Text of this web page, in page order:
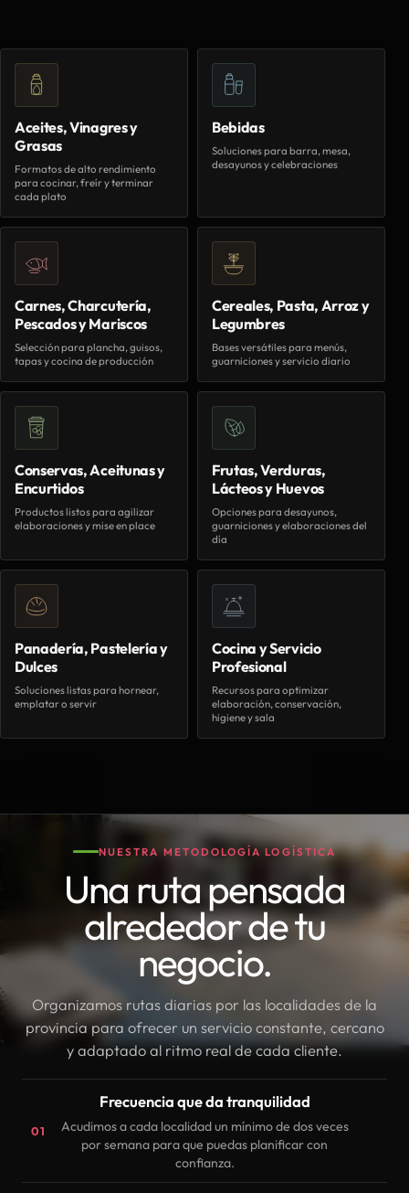
Aceites, Vinagres y
Grasas
Formatos de alto rendimiento
para cocinar, freír y terminar
cada plato
Bebidas
Soluciones para barra, mesa,
desayunos y celebraciones
Carnes, Charcutería,
Pescados y Mariscos
Selección para plancha, guisos,
tapas y cocina de producción
Cereales, Pasta, Arroz y
Legumbres
Bases versátiles para menús,
guarniciones y servicio diario
Conservas, Aceitunas y
Encurtidos
Productos listos para agilizar
elaboraciones y mise en place
Frutas, Verduras,
Lácteos y Huevos
Opciones para desayunos,
guarniciones y elaboraciones del
día
Panadería, Pastelería y
Dulces
Soluciones listas para hornear,
emplatar o servir
Cocina y Servicio
Profesional
Recursos para optimizar
elaboración, conservación,
higiene y sala
NUESTRA METODOLOGÍA LOGÍSTICA
Una ruta pensada
alrededor de tu
negocio.
Organizamos rutas diarias por las localidades de la
provincia para ofrecer un servicio constante, cercano
y adaptado al ritmo real de cada cliente.
01
Frecuencia que da tranquilidad
Acudimos a cada localidad un mínimo de dos veces
por semana para que puedas planificar con
confianza.